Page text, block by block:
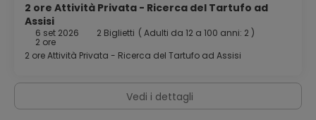
2 ore Attività Privata - Ricerca del Tartufo ad
Assisi
6 set 2026 2 Biglietti ( Adulti da 12 a 100 anni: 2 )
2 ore
2 ore Attività Privata - Ricerca del Tartufo ad Assisi
Vedi i dettagli